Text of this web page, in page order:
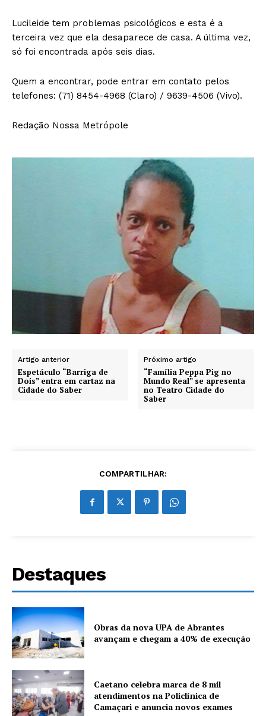
Lucileide tem problemas psicológicos e esta é a
terceira vez que ela desaparece de casa. A última vez,
só foi encontrada após seis dias.
Quem a encontrar, pode entrar em contato pelos
telefones: (71) 8454-4968 (Claro) / 9639-4506 (Vivo).
Redação Nossa Metrópole
Artigo anterior
Espetáculo “Barriga de
Dois” entra em cartaz na
Cidade do Saber
Próximo artigo
“Família Peppa Pig no
Mundo Real” se apresenta
no Teatro Cidade do
Saber
COMPARTILHAR:
Destaques
Obras da nova UPA de Abrantes
avançam e chegam a 40% de execução
Caetano celebra marca de 8 mil
atendimentos na Policlínica de
Camaçari e anuncia novos exames